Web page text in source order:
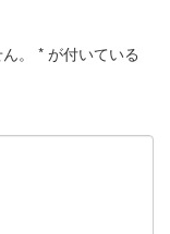
。 * が付いている